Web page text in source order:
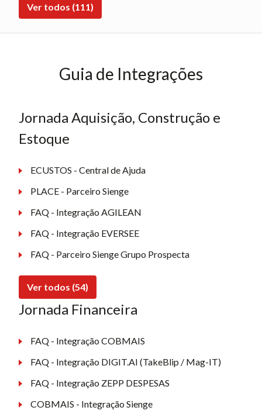
Ver todos (111)
Guia de Integrações
Jornada Aquisição, Construção e
Estoque
ECUSTOS - Central de Ajuda
PLACE - Parceiro Sienge
FAQ - Integração AGILEAN
FAQ - Integração EVERSEE
FAQ - Parceiro Sienge Grupo Prospecta
Ver todos (54)
Jornada Financeira
FAQ - Integração COBMAIS
FAQ - Integração DIGIT.AI (TakeBlip / Mag-IT)
FAQ - Integração ZEPP DESPESAS
COBMAIS - Integração Sienge